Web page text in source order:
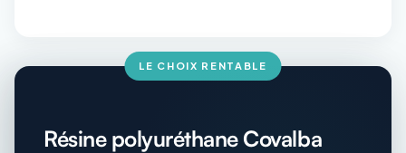
LE CHOIX RENTABLE
Résine polyuréthane Covalba